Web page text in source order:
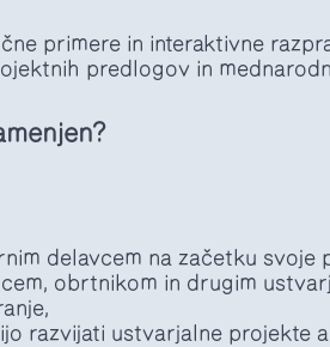
primere in interaktivne
predlogov in
delavcem na začetku svoje
obrtnikom in drugim
razvijati ustvarjalne projekte